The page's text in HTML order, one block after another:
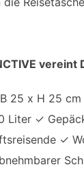
vereint
25 x H 25
Liter ✓
✓